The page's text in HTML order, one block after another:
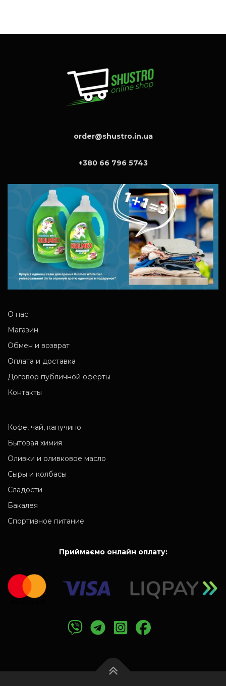
order@shustro.in.ua
+380 66 796 5743
О нас
Магазин
Обмен и возврат
Оплата и доставка
Договор публичной оферты
Контакты
Кофе, чай, капучино
Бытовая химия
Оливки и оливковое масло
Сыры и колбасы
Сладости
Бакалея
Спортивное питание
Приймаємо онлайн оплату: